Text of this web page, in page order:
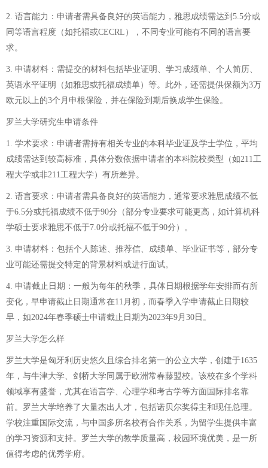
2. 语言能力：申请者需具备良好的英语能力，雅思成绩需达到5.5分或
同等语言程度（如托福或CECRL），不同专业可能有不同的语言要
求。
3. 申请材料：需提交的材料包括毕业证明、学习成绩单、个人简历、
英语水平证明（如雅思或托福成绩单）等。此外，还需提供保额为3万
欧元以上的3个月申根保险，并在保险到期后换成学生保险。
罗兰大学研究生申请条件
1. 学术要求：申请者需持有相关专业的本科毕业证及学士学位，平均
成绩需达到较高标准，具体分数依据申请者的本科院校类型（如211工
程大学或非211工程大学）有所差异。
2. 语言要求：申请者需具备良好的英语能力，通常要求雅思成绩不低
于6.5分或托福成绩不低于90分（部分专业要求可能更高，如计算机科
学硕士要求雅思不低于7.0分或托福不低于90分）。
3. 申请材料：包括个人陈述、推荐信、成绩单、毕业证书等，部分专
业可能还需提交特定的背景材料或进行面试。
4. 申请截止日期：一般为每年的秋季，具体日期根据学年安排而有所
变化，早申请截止日期通常在11月初，而春季入学申请截止日期较
早，如2024年春季硕士申请截止日期为2023年9月30日。
罗兰大学怎么样
罗兰大学是匈牙利历史悠久且综合排名第一的公立大学，创建于1635
年，与牛津大学、剑桥大学同属于欧洲常春藤盟校。该校在多个学科
领域享有盛誉，尤其在语言学、心理学和考古学等方面国际排名靠
前。罗兰大学培养了大量杰出人才，包括诺贝尔奖得主和现任总理。
学校注重国际交流，与中国多所名校有合作关系，为留学生提供丰富
的学习资源和支持。罗兰大学的教学质量高，校园环境优美，是一所
值得考虑的优秀学府。